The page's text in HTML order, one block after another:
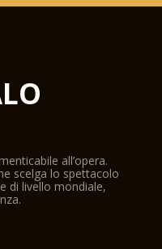
all’opera.
scelga lo spettacolo
di livello mondiale,